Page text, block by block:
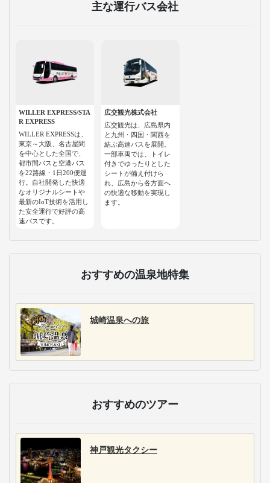
主な運行バス会社
WILLER EXPRESS/STA
R EXPRESS
WILLER EXPRESSは、
東京～大阪、名古屋間
を中心とした全国で、
都市間バスと空港バス
を22路線・1日200便運
行。自社開発した快適
なオリジナルシートや
最新のIoT技術を活用し
た安全運行で好評の高
速バスです。
広交観光株式会社
広交観光は、広島県内
と九州・四国・関西を
結ぶ高速バスを展開。
一部車両では、トイレ
付きでゆったりとした
シートが備え付けら
れ、広島から各方面へ
の快適な移動を実現し
ます。
おすすめの温泉地特集
城崎温泉への旅
おすすめのツアー
神戸観光タクシー